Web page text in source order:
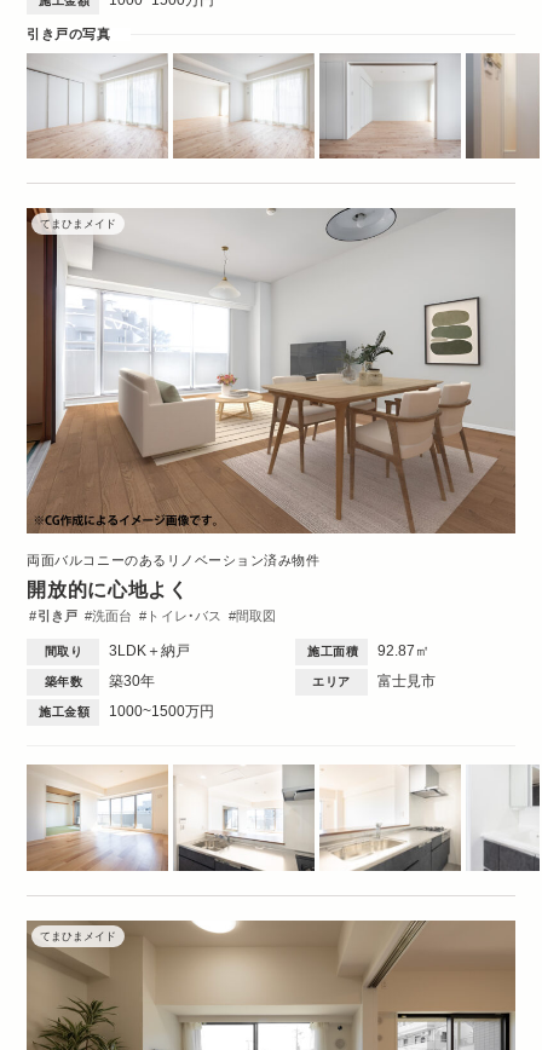
引き戸の写真
てまひまメイド
両面バルコニーのあるリノベーション済み物件
開放的に心地よく
引き戸 洗面台 トイレ・バス 間取図
間取り 3LDK＋納戸 施工面積 92.87㎡
築年数 築30年 エリア 富士見市
施工金額 1000~1500万円
てまひまメイド